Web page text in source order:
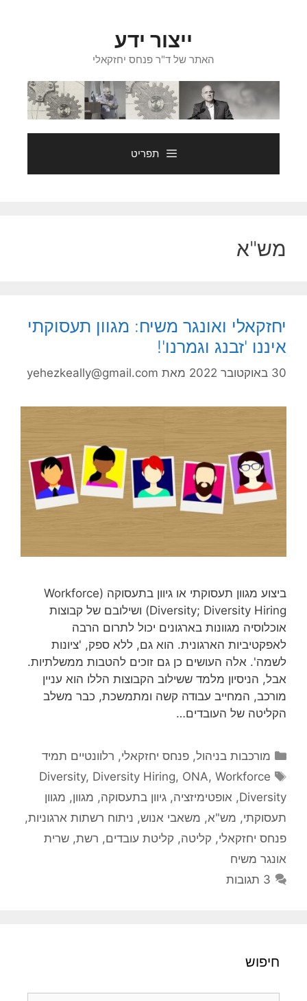
ייצור ידע
האתר של ד"ר פנחס יחזקאלי
תפריט
מש"א
יחזקאלי ואונגר משיח: מגוון תעסוקתי
איננו 'זבנג וגמרנו'!
30 באוקטובר 2022 מאת yehezkeally@gmail.com
ביצוע מגוון תעסוקתי או גיוון בתעסוקה (Workforce
Diversity; Diversity Hiring) ושילובם של קבוצות
אוכלוסיה מגוונות בארגונים יכול לתרום הרבה
לאפקטיביות הארגונית. הוא גם, ללא ספק, 'ציונות
לשמה'. אלה העושים כן גם זוכים להטבות ממשלתיות.
אבל, הניסיון מלמד ששילוב הקבוצות הללו הוא עניין
מורכב, המחייב עבודה קשה ומתמשכת, כבר משלב
הקליטה של העובדים…
קטגוריות
מורכבות בניהול,פנחס יחזקאלי, רלוונטיים תמיד
תגיות
Diversity, Diversity Hiring, ONA, Workforce
Diversity
, אופטימיזציה, גיוון בתעסוקה, מגוון, מגוון
תעסוקתי, מש"א, משאבי אנוש, ניתוח רשתות ארגוניות,
פנחס יחזקאלי, קליטה, קליטת עובדים, רשת, שרית
אונגר משיח
3 תגובות
חיפוש